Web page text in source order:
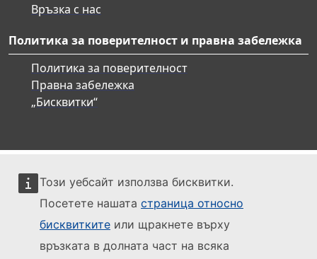
Този уебсайт използва бисквитки.
Посетете нашата страница относно
бисквитките или щракнете върху
връзката в долната част на всяка
Връзка с нас
Политика за поверителност и правна забележка
Политика за поверителност
Правна забележка
„Бисквитки“